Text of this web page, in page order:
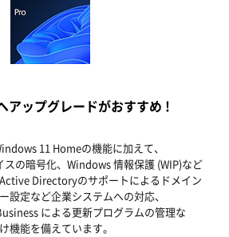
ップグレードがおすすめ !
11 Homeの機能に加えて、
の暗号化、Windows 情報保護 (WIP)など
Directoryのサポートによるドメイン
設定など企業システムへの対応、
による更新プログラムの管理な
機能を備えています。